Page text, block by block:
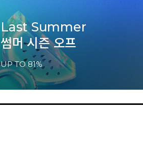
Jelly shoes styling
지금 필요한 여름샌들
10% 쿠폰 혜택